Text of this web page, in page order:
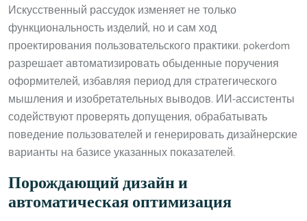
Искусственный рассудок изменяет не только
функциональность изделий, но и сам ход
проектирования пользовательского практики. pokerdom
разрешает автоматизировать обыденные поручения
оформителей, избавляя период для стратегического
мышления и изобретательных выводов. ИИ-ассистенты
содействуют проверять допущения, обрабатывать
поведение пользователей и генерировать дизайнерские
варианты на базисе указанных показателей.
Порождающий дизайн и
автоматическая оптимизация